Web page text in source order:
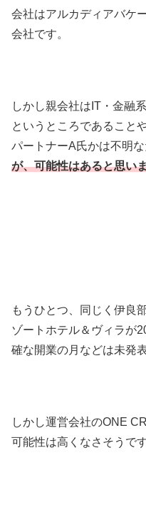
会社はアルカディアバケ
会社です。
しかし親会社はIT・金融
というところであること
パートナーA氏かは不明
が、可能性はあると思い
もうひとつ、同じく伊良
ゾートホテル＆ヴィラが
確な開業の月などは未発
しかし運営会社のONE
可能性は高くなさそうです